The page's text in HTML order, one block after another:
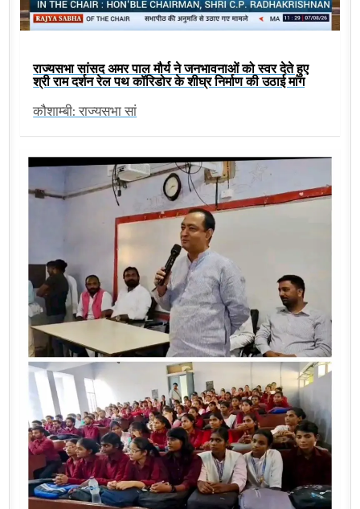
राज्यसभा सांसद अमर पाल मौर्य ने जनभावनाओं को स्वर देते हुए
श्री राम दर्शन रेल पथ कॉरिडोर के शीघ्र निर्माण की उठाई मांग
कौशाम्बी: राज्यसभा सां